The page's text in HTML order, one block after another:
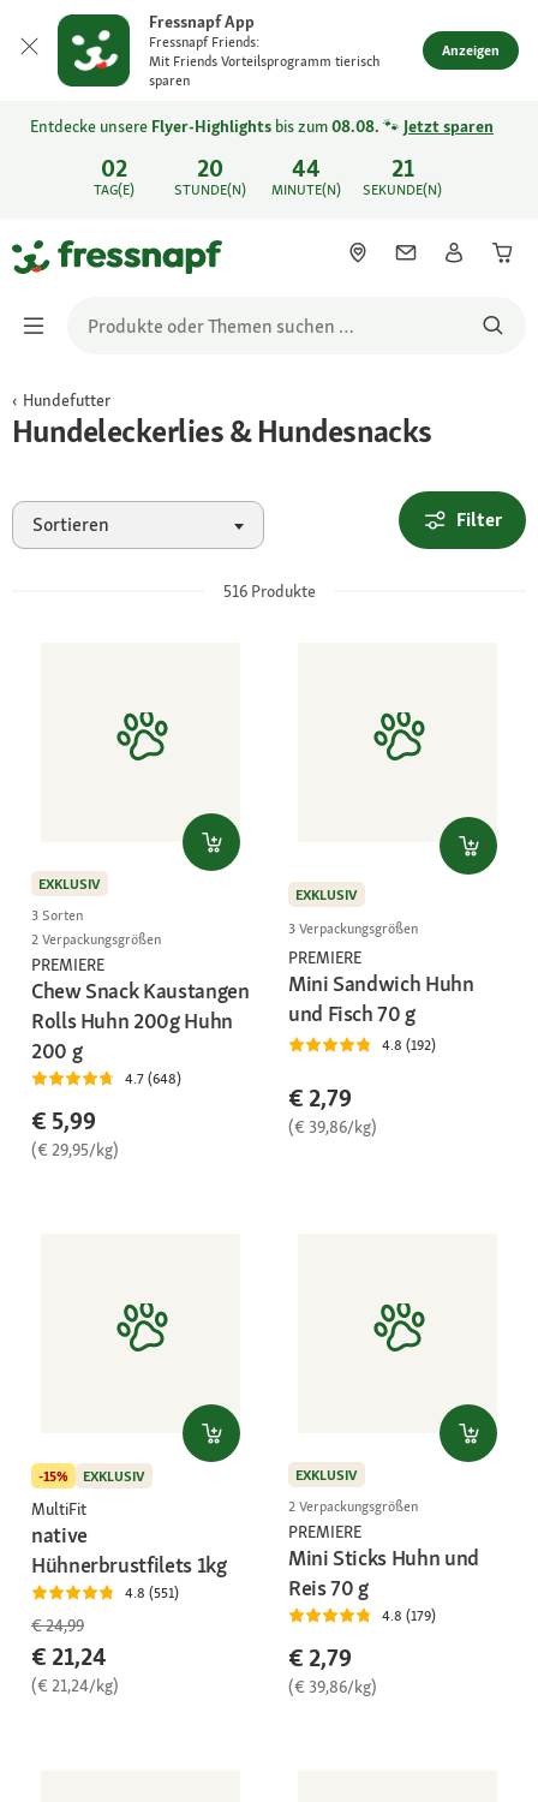
Fressnapf App
Fressnapf Friends:
Mit Friends Vorteilsprogramm tierisch
sparen
Anzeigen
02
TAG(E)
20
STUNDE(N)
44
MINUTE(N)
21
SEKUNDE(N)
Entdecke unsere Flyer-Highlights bis zum08.08. 🐾 Jetzt sparen
Hundefutter
Hundeleckerlies & Hundesnacks
Sortieren Filter
516Produkte
EXKLUSIV
3 Sorten
2 Verpackungsgrößen
PREMIERE
Chew Snack Kaustangen
Rolls Huhn 200g Huhn
200 g
4.7 (648)
€ 5,99
(€ 29,95/kg)
EXKLUSIV
3 Verpackungsgrößen
PREMIERE
Mini Sandwich Huhn
und Fisch 70 g
4.8 (192)
€ 2,79
(€ 39,86/kg)
-15% EXKLUSIV
MultiFit
native
Hühnerbrustfilets 1kg
4.8 (551)
€ 24,99
€ 21,24
(€ 21,24/kg)
EXKLUSIV
2 Verpackungsgrößen
PREMIERE
Mini Sticks Huhn und
Reis 70 g
4.8 (179)
€ 2,79
(€ 39,86/kg)